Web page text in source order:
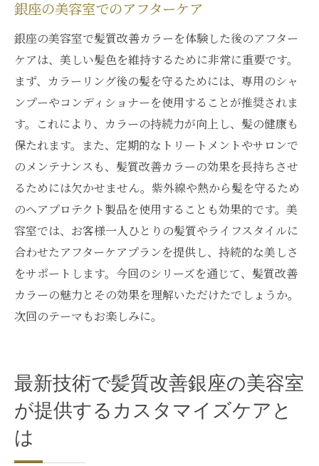
銀座の美容室でのアフターケア
銀座の美容室で髪質改善カラーを体験した後のアフター
ケアは、美しい髪色を維持するために非常に重要です。
まず、カラーリング後の髪を守るためには、専用のシャ
ンプーやコンディショナーを使用することが推奨されま
す。これにより、カラーの持続力が向上し、髪の健康も
保たれます。また、定期的なトリートメントやサロンで
のメンテナンスも、髪質改善カラーの効果を長持ちさせ
るためには欠かせません。紫外線や熱から髪を守るため
のヘアプロテクト製品を使用することも効果的です。美
容室では、お客様一人ひとりの髪質やライフスタイルに
合わせたアフターケアプランを提供し、持続的な美しさ
をサポートします。今回のシリーズを通じて、髪質改善
カラーの魅力とその効果を理解いただけたでしょうか。
次回のテーマもお楽しみに。
最新技術で髪質改善銀座の美容室
が提供するカスタマイズケアと
は